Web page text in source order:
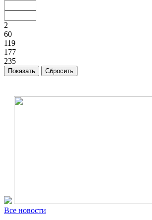
2
60
119
177
235
Все новости